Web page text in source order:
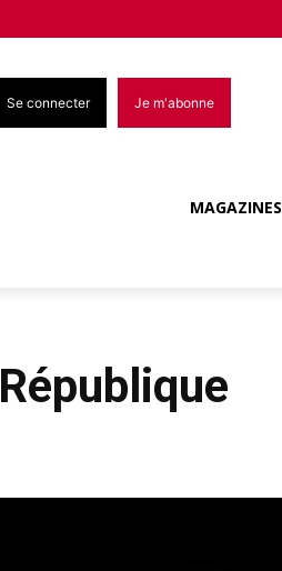
Se connecter Je m'abonne
MAGAZINES